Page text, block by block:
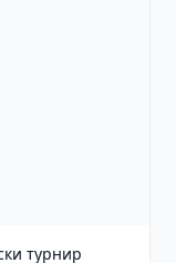
турнир